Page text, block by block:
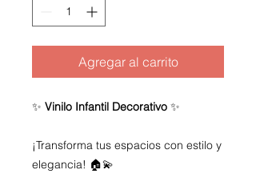
Agregar al carrito
✨ Vinilo Infantil Decorativo ✨
¡Transforma tus espacios con estilo y
elegancia! 🏠💫